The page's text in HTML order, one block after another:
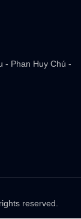
- T. Trà Vinh